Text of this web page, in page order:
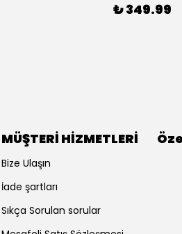
₺ 349.99
MÜŞTERİ HİZMETLERİ
Bize Ulaşın
İade şartları
Sıkça Sorulan sorular